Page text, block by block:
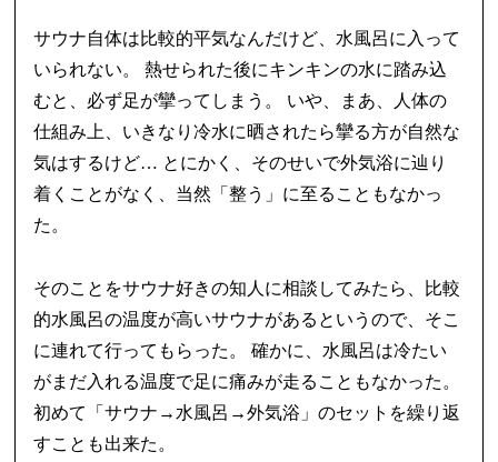
サウナ自体は比較的平気なんだけど、水風呂に入って
いられない。 熱せられた後にキンキンの水に踏み込
むと、必ず足が攣ってしまう。 いや、まあ、人体の
仕組み上、いきなり冷水に晒されたら攣る方が自然な
気はするけど… とにかく、そのせいで外気浴に辿り
着くことがなく、当然「整う」に至ることもなかっ
た。
そのことをサウナ好きの知人に相談してみたら、比較
的水風呂の温度が高いサウナがあるというので、そこ
に連れて行ってもらった。 確かに、水風呂は冷たい
がまだ入れる温度で足に痛みが走ることもなかった。
初めて「サウナ→水風呂→外気浴」のセットを繰り返
すことも出来た。